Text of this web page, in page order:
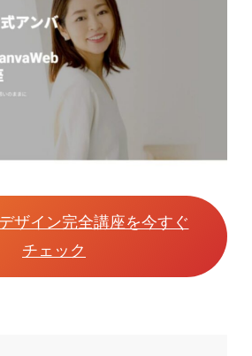
ザイン完全講座を今すぐ
チェック